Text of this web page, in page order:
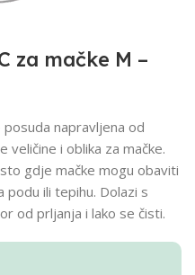
za mačke M –
napravljena od
veličine i oblika za mačke.
gdje mačke mogu obaviti
podu ili tepihu. Dolazi s
od prljanja i lako se čisti.